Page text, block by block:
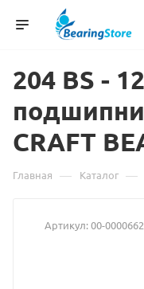
204 BS -
CRAFT
о
Главная — Каталог —
Артикул:00-